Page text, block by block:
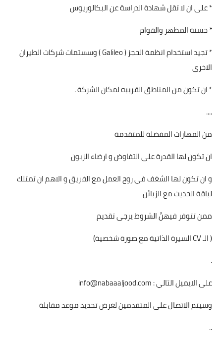
* على ان لا تقل شهادة الدراسة عن البكالوريوس
* حسنة المظهر والقوام
* تجيد استخدام انظمة الحجز ( Galileo ) وسستمات شركات الطيران
الاخرى
* ان تكون من المناطق القريبه لمكان الشركة .
....
من المهارات المفضلة للمتقدمة
ان تكون لها القدرة على التفاوض و ارضاء الزبون
و ان تكون لها الشغف في روح العمل مع الفريق و الاهم ان تمتلك
لباقة الحديث مع الزبائن
ممن تتوفر فيهنْ الشروط يرجى تقديم
( الـ CV السيرة الذاتية مع صورة شخصية)
.
على الايميل التالي :info@nabaaaljood.com
وسيتم الاتصال على المتقدمين لغرض تحديد موعد مقابلة
..